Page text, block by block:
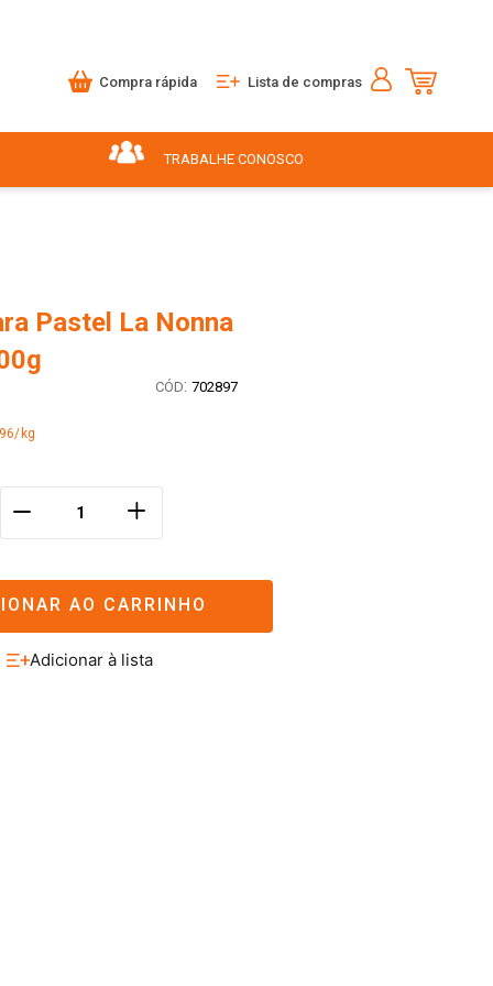
Compra rápida Lista de compras
TRABALHE CONOSCO
Pastel La Nonna
: 702897
kg
＋
AO CARRINHO